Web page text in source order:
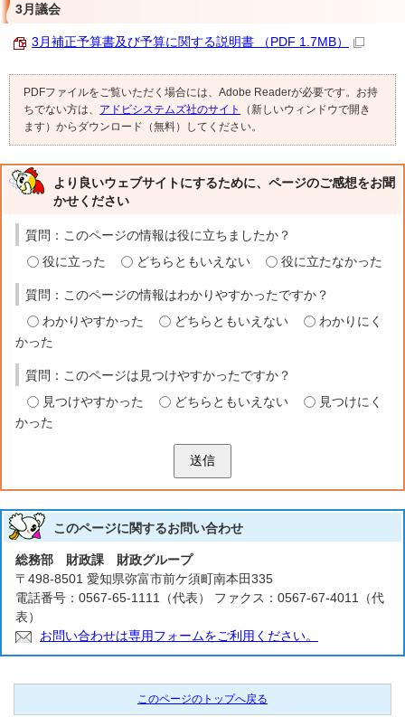
3月議会
3月補正予算書及び予算に関する説明書 （PDF 1.7MB）
PDFファイルをご覧いただく場合には、Adobe Readerが必要です。お持
ちでない方は、 アドビシステムズ社のサイト
（新しいウィンドウで開き
ます）からダウンロード（無料）してください。
より良いウェブサイトにするために、ページのご感想をお聞
かせください
質問：このページの情報は役に立ちましたか？
役に立った
どちらともいえない 役に立たなかった
質問：このページの情報はわかりやすかったですか？
わかりやすかった
どちらともいえない
わかりにく
かった
質問：このページは見つけやすかったですか？
見つけやすかった
どちらともいえない
見つけにく
かった
送信
このページに関するお問い合わせ
総務部 財政課 財政グループ
〒498-8501 愛知県弥富市前ケ須町南本田335
電話番号：0567-65-1111（代表） ファクス：0567-67-4011（代
表）
お問い合わせは専用フォームをご利用ください。
このページのトップへ戻る